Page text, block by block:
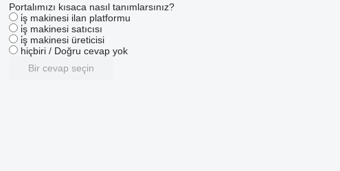
Portalımızı kısaca nasıl tanımlarsınız?
i̇ş makinesi ilan platformu
i̇ş makinesi satıcısı
i̇ş makinesi üreticisi
hiçbiri / Doğru cevap yok
Bir cevap seçin